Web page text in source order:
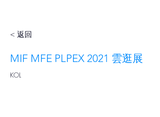
< 返回
MIF MFE PLPEX 2021 雲逛展
KOL